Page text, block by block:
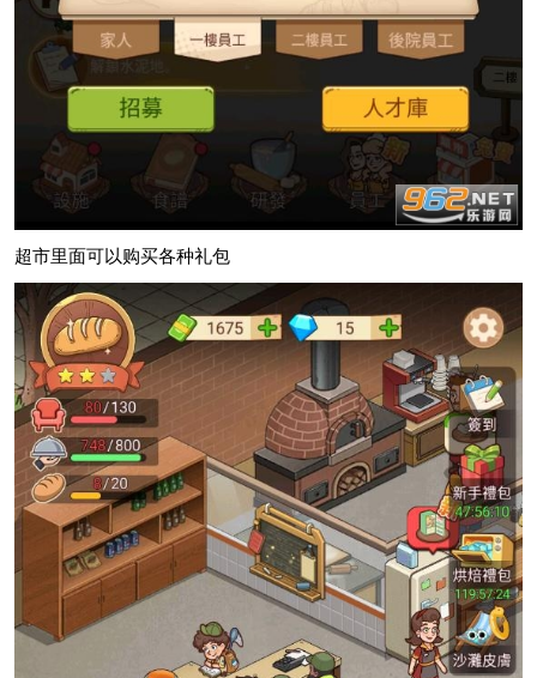
超市里面可以购买各种礼包